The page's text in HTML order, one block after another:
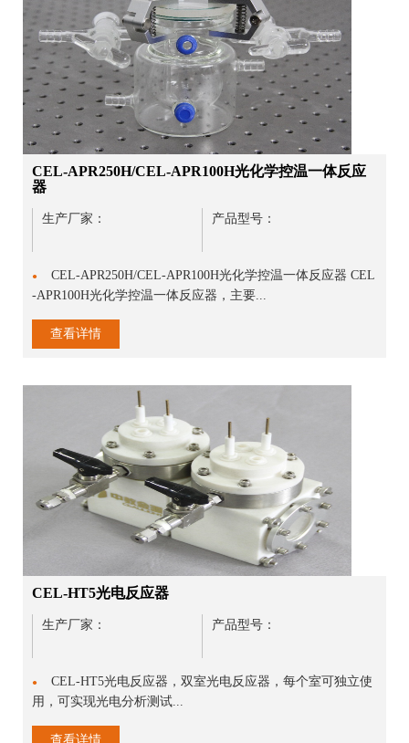
CEL-APR250H/CEL-APR100H光化学控温一体反应
器
生产厂家： 产品型号：
●
CEL-APR250H/CEL-APR100H光化学控温一体反应器 CEL
-APR100H光化学控温一体反应器，主要...
查看详情
CEL-HT5光电反应器
生产厂家： 产品型号：
●
CEL-HT5光电反应器，双室光电反应器，每个室可独立使
用，可实现光电分析测试...
查看详情